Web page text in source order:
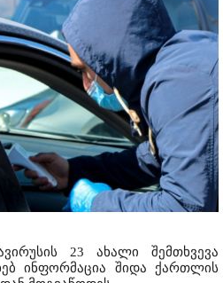
23 ახალი შემთხვევა
ინფორმაცია შიდა ქართლის